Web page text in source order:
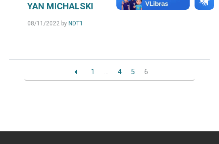
YAN MICHALSKI
08/11/2022 by NDT1
1 4 5 6